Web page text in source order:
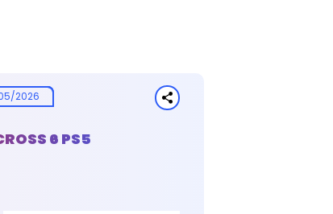
2026
6 PS5